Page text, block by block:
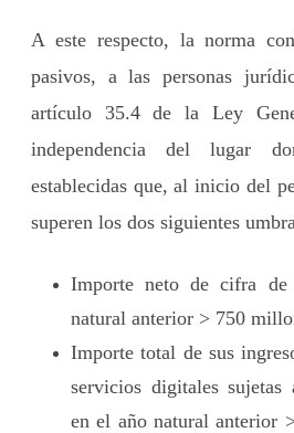
A este respecto, la norma
pasivos, a las personas
artículo 35.4 de la Ley
independencia del lugar
establecidas que, al inicio del
superen los dos siguientes
Importe neto de cifra
natural anterior > 750
Importe total de sus
servicios digitales sujetas
en el año natural anterior